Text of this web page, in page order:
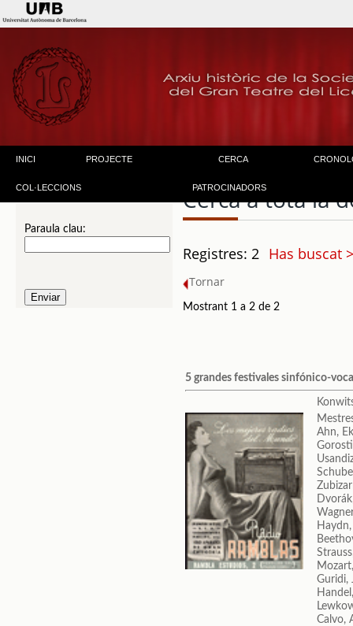
INICI PROJECTE CERCA
COL·LECCIONS PATROCINADORS
Paraula clau:
Cerca a tota la
Registres: 2 Has buscat
Tornar
Mostrant 1 a 2 de 2
5 grandes festivales sinfónico-
Ahn,
Guridi,
Calvo,